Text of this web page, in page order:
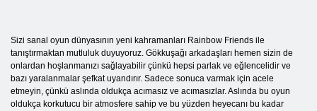
Sizi sanal oyun dünyasının yeni kahramanları Rainbow Friends ile
tanıştırmaktan mutluluk duyuyoruz. Gökkuşağı arkadaşları hemen sizin de
onlardan hoşlanmanızı sağlayabilir çünkü hepsi parlak ve eğlencelidir ve
bazı yaralanmalar şefkat uyandırır. Sadece sonuca varmak için acele
etmeyin, çünkü aslında oldukça acımasız ve acımasızlar. Aslında bu oyun
oldukça korkutucu bir atmosfere sahip ve bu yüzden heyecanı bu kadar